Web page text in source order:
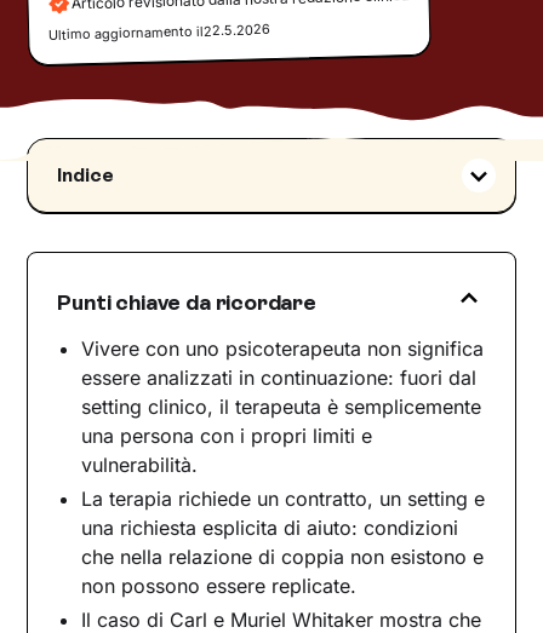
Ultimo aggiornamento il22.5.2026
Indice
Il mito dell'analisi continua
Quando la vita entra nella terapia: il caso
Episodio clinico: la famiglia bloccata nel silenzio
Comunicazione e regolazione emotiva
Conclusione
Punti chiave da ricordare
Vivere con uno psicoterapeuta non significa
essere analizzati in continuazione: fuori dal
setting clinico, il terapeuta è semplicemente
una persona con i propri limiti e
vulnerabilità.
La terapia richiede un contratto, un setting e
una richiesta esplicita di aiuto: condizioni
che nella relazione di coppia non esistono e
non possono essere replicate.
Il caso di Carl e Muriel Whitaker mostra che